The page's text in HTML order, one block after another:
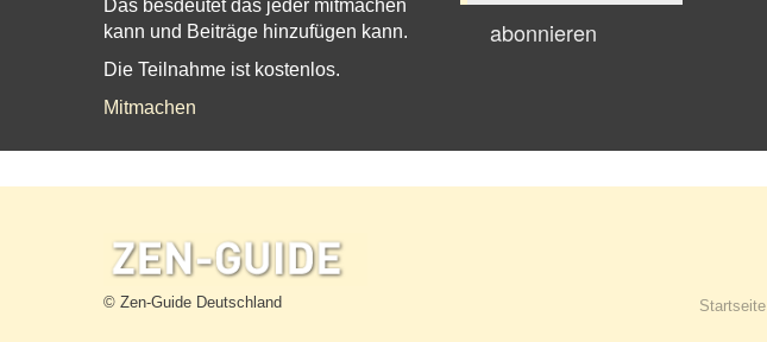
Das besdeutet das jeder mitmachen
kann und Beiträge hinzufügen kann.
Die Teilnahme ist kostenlos.
Mitmachen
© Zen-Guide Deutschland Startseite